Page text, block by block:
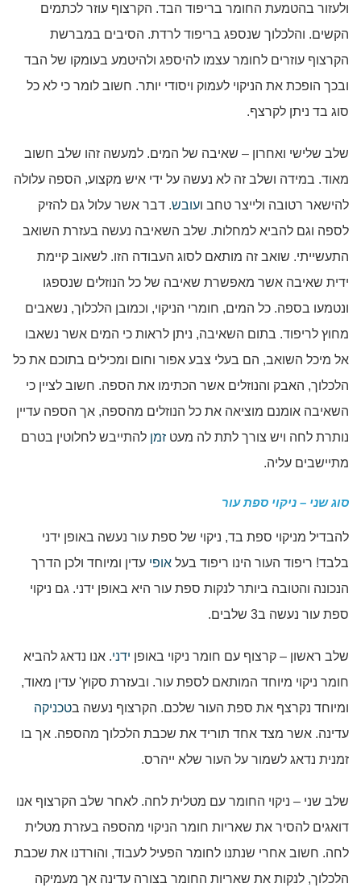
ולעזור בהטמעת החומר בריפוד הבד. הקרצוף עוזר לכתמים
הקשים. והלכלוך שנספג בריפוד לרדת. הסיבים במברשת
הקרצוף עוזרים לחומר עצמו להיספג ולהיטמע בעומקו של הבד
ובכך הופכת את הניקוי לעמוק ויסודי יותר. חשוב לומר כי לא כל
סוג בד ניתן לקרצף.
שלב שלישי ואחרון – שאיבה של המים. למעשה זהו שלב חשוב
מאוד. במידה ושלב זה לא נעשה על ידי איש מקצוע, הספה עלולה
להישאר רטובה ולייצר טחב ועובש. דבר אשר עלול גם להזיק
לספה וגם להביא למחלות. שלב השאיבה נעשה בעזרת השואב
התעשייתי. שואב זה מותאם לסוג העבודה הזו. לשאוב קיימת
ידית שאיבה אשר מאפשרת שאיבה של כל הנוזלים שנספגו
ונטמעו בספה. כל המים, חומרי הניקוי, וכמובן הלכלוך, נשאבים
מחוץ לריפוד. בתום השאיבה, ניתן לראות כי המים אשר נשאבו
אל מיכל השואב, הם בעלי צבע אפור וחום ומכילים בתוכם את כל
הלכלוך, האבק והנוזלים אשר הכתימו את הספה. חשוב לציין כי
השאיבה אומנם מוציאה את כל הנוזלים מהספה, אך הספה עדיין
נותרת לחה ויש צורך לתת לה מעט זמן להתייבש לחלוטין בטרם
מתיישבים עליה.
סוג שני – ניקוי ספת עור
להבדיל מניקוי ספת בד, ניקוי של ספת עור נעשה באופן ידני
בלבד! ריפוד העור הינו ריפוד בעל אופי עדין ומיוחד ולכן הדרך
הנכונה והטובה ביותר לנקות ספת עור היא באופן ידני. גם ניקוי
ספת עור נעשה ב3 שלבים.
שלב ראשון – קרצוף עם חומר ניקוי באופן ידני. אנו נדאג להביא
חומר ניקוי מיוחד המותאם לספת עור. ובעזרת סקוץ' עדין מאוד,
ומיוחד נקרצף את ספת העור שלכם. הקרצוף נעשה בטכניקה
עדינה. אשר מצד אחד תוריד את שכבת הלכלוך מהספה. אך בו
זמנית נדאג לשמור על העור שלא ייהרס.
שלב שני – ניקוי החומר עם מטלית לחה. לאחר שלב הקרצוף אנו
דואגים להסיר את שאריות חומר הניקוי מהספה בעזרת מטלית
לחה. חשוב אחרי שנתנו לחומר הפעיל לעבוד, והורדנו את שכבת
הלכלוך, לנקות את שאריות החומר בצורה עדינה אך מעמיקה